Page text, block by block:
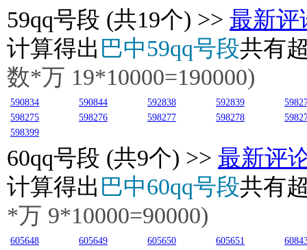
59qq号段 (共19个) >> 最新评
计算得出 巴中59qq号段共有
数*万 19*10000=190000)
590834 590844 592838 592839
598275
598276 598277 598278
598399
60qq号段 (共9个) >> 最新评
计算得出 巴中60qq号段共有
*万 9*10000=90000)
605648 605649 605650 605651